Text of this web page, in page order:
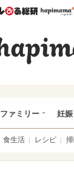
ウレぴ
ファミリー 妊
食生活 レシピ